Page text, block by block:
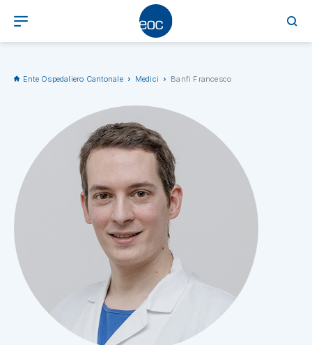
Ente Ospedaliero Cantonale Medici Banfi Francesco